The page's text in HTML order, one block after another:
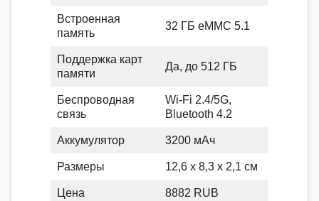
Встроенная
память
32 ГБ eMMC 5.1
Поддержка карт
памяти
Да, до 512 ГБ
Беспроводная
связь
Wi‑Fi 2.4/5G,
Bluetooth 4.2
Аккумулятор 3200 мАч
Размеры 12,6 x 8,3 x 2,1 см
Цена 8882 RUB